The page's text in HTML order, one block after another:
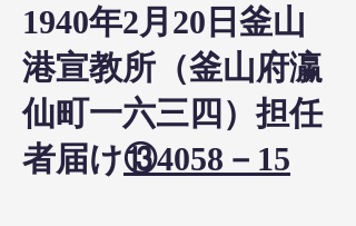
1940年2月20日釜山
港宣教所（釜山府瀛
仙町一六三四）担任
者届け⑬4058－15